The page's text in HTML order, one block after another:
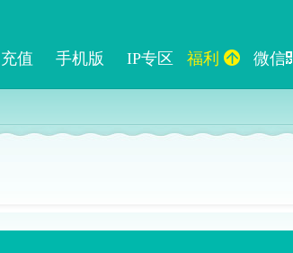
充值 手机版 IP专区 福利 微信